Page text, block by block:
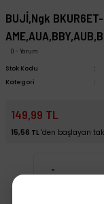
BUJİ,Ngk
0 - Yorum
Stok Kodu
Kategori
149,99 TL
15,56 TL 'den başlayan
-